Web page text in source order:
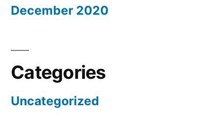
December 2020
Categories
Uncategorized